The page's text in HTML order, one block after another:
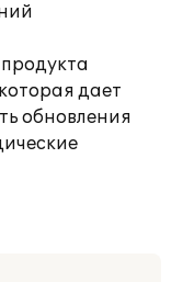
дает
обновления